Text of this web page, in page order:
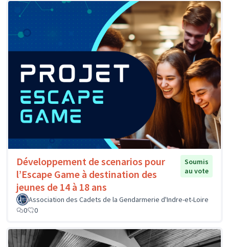
Développement de scenarios pour
l’Escape Game à destination des
jeunes de 14 à 18 ans
Soumis
au vote
Association des Cadets de la Gendarmerie d'Indre-et-Loire
0
0